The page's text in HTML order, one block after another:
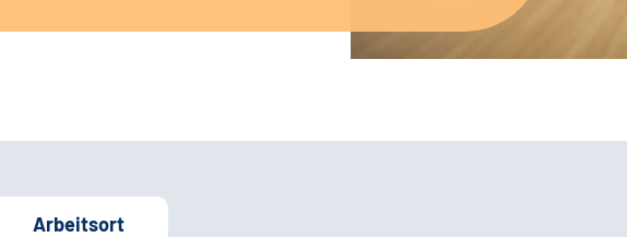
Arbeitsort